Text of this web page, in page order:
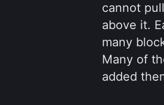
cannot
above it.
many
Many of
added